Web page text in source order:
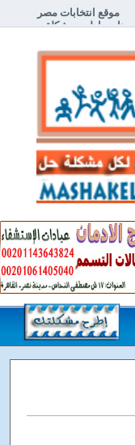
موقع انتخابات مصر
إطرح مشكلة